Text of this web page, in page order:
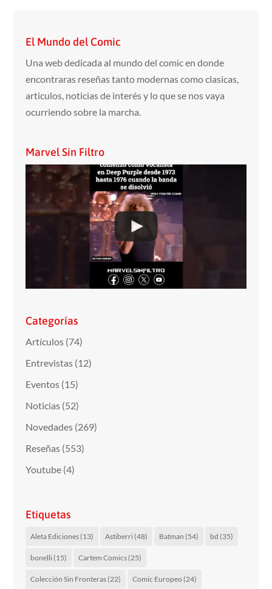
El Mundo del Comic
Una web dedicada al mundo del comic en donde
encontraras reseñas tanto modernas como clasicas,
articulos, noticias de interés y lo que se nos vaya
ocurriendo sobre la marcha.
Marvel Sin Filtro
Categorías
Artículos (74)
Entrevistas (12)
Eventos (15)
Noticias (52)
Novedades (269)
Reseñas (553)
Youtube (4)
Etiquetas
Aleta Ediciones(13) Astiberri(48) Batman (54) bd (35)
bonelli(15) Cartem Comics(25)
Colección Sin Fronteras(22) Comic Europeo (24)